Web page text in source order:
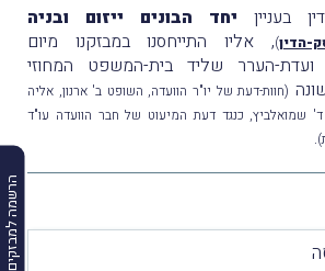
הרשמה למבזקים
בעניין יחד הבונים ייזום ובניה
הדין), אליו התייחסנו במבזקנו מיום
הגיעה ועדת-הערר שליד בית-המשפט המחוזי
(חוות-דעת של יו"ר הוועדה, השופט ב' ארנון, אליה
שמואלביץ, כנגד דעת המיעוט של חבר הוועדה עו"ד
.